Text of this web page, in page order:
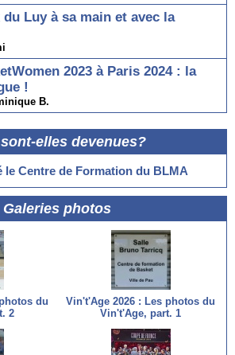
du Luy à sa main et avec la
2023 à Paris 2024 : la
!
B.
elles devenues?
le Centre de Formation du BLMA
Galeries photos
du
2
Vin't'Age 2026 : Les photos du
Vin't'Age, part. 1